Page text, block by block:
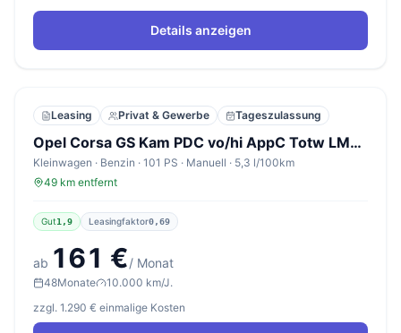
Details anzeigen
Leasing Privat & Gewerbe Tageszulassung
Opel Corsa GS Kam PDC vo/hi AppC Totw LM16Z 10"-DAB
Kleinwagen · Benzin · 101 PS · Manuell · 5,3 l/100km
49 km entfernt
Gut1,9 Leasingfaktor0,69
ab 161 €/ Monat
48Monate
10.000 km/J.
zzgl. 1.290 € einmalige Kosten